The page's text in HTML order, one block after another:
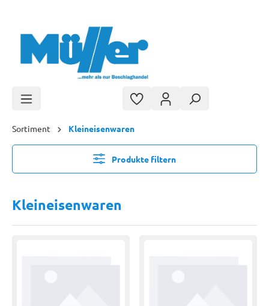
Sortiment Kleineisenwaren
Produkte filtern
Kleineisenwaren